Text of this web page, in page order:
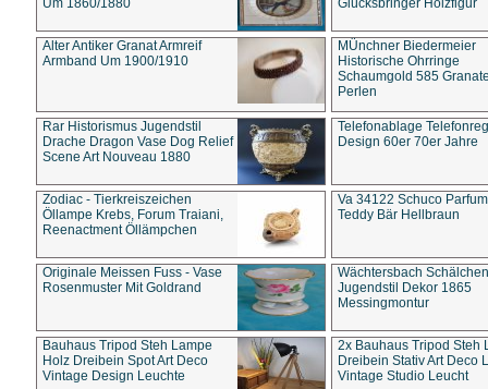
Um 1860/1880
Glücksbringer Holzfigur
Alter Antiker Granat Armreif
Armband Um 1900/1910
MÜnchner Biedermeier
Historische Ohrringe
Schaumgold 585
Perlen
Rar Historismus Jugendstil
Drache Dragon Vase Dog Relief
Scene Art Nouveau 1880
Telefonablage
Design 60er 70er Jahre
Zodiac - Tierkreiszeichen
Öllampe Krebs, Forum Traiani,
Reenactment Öllämpchen
Va 34122 Schuco
Teddy Bär Hellbraun
Originale Meissen Fuss - Vase
Rosenmuster Mit Goldrand
Wächtersbach Schälchen
Jugendstil Dekor 1865
Messingmontur
Bauhaus Tripod Steh Lampe
Holz Dreibein Spot Art Deco
Vintage Design Leuchte
2x Bauhaus Tripod Steh
Dreibein Stativ Art Deco
Vintage Studio Leucht